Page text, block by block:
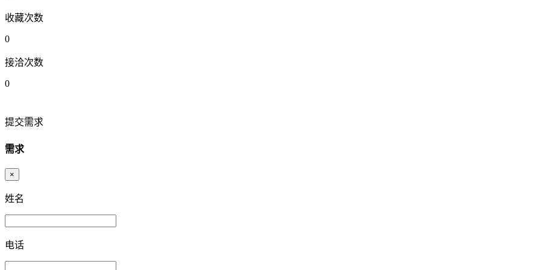
收藏次数
0
接洽次数
0
提交需求
需求
×
姓名
电话